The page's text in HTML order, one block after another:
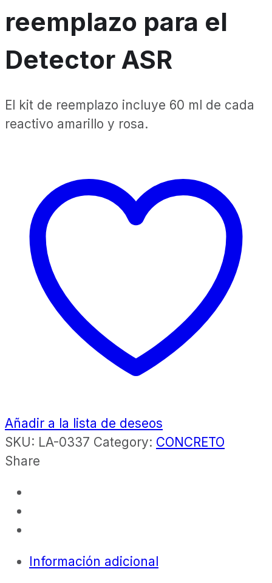
reemplazo para el
Detector ASR
El kit de reemplazo incluye 60 ml de cada
reactivo amarillo y rosa.
Añadir a la lista de deseos
SKU: LA-0337 Category: CONCRETO
Share
Información adicional